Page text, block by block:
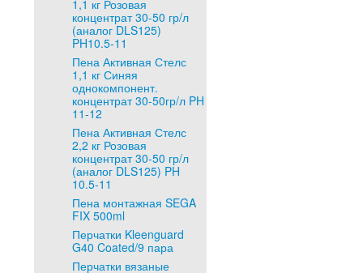
1,1 кг Розовая
концентрат 30-50 гр/л
(аналог DLS125)
PH10.5-11
Пена Активная Стелс
1,1 кг Синяя
однокомпонент.
концентрат 30-50гр/л PH
11-12
Пена Активная Стелс
2,2 кг Розовая
концентрат 30-50 гр/л
(аналог DLS125) PH
10.5-11
Пена монтажная SEGA
FIX 500ml
Перчатки Kleenguard
G40 Coated/9 пара
Перчатки вязаные